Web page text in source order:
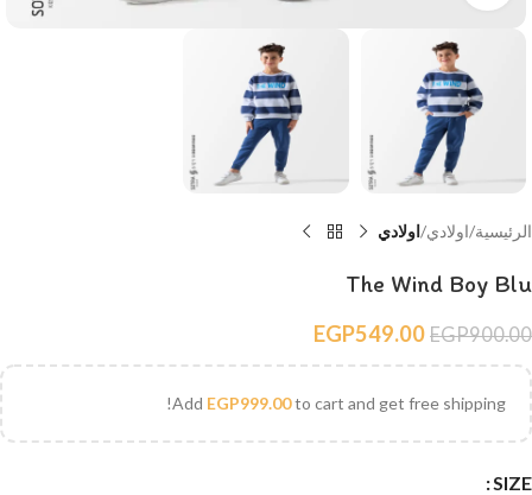
الرئيسية اولادي اولادي
The Wind Boy Blu
EGP900.00
EGP549.00
Add EGP999.00to cart and get free shipping!
SIZE